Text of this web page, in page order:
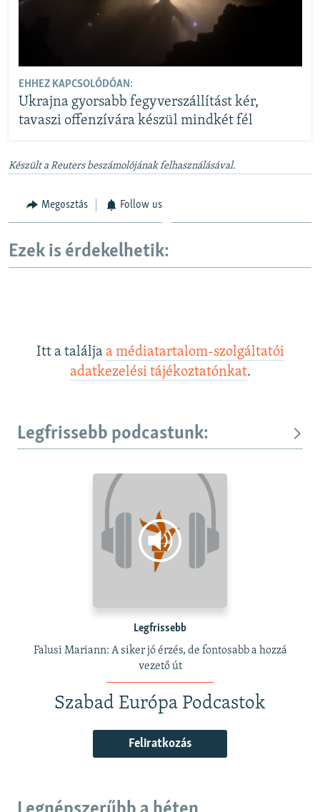
EHHEZ KAPCSOLÓDÓAN:
Ukrajna gyorsabb fegyverszállítást kér,
tavaszi offenzívára készül mindkét fél
Készült a Reuters beszámolójának felhasználásával.
Megosztás Follow us
Ezek is érdekelhetik:
Itt a találja a médiatartalom-szolgáltatói
adatkezelési tájékoztatónkat.
Legfrissebb podcastunk:
Legfrissebb
Falusi Mariann: A siker jó érzés, de fontosabb a hozzá
vezető út
Szabad Európa Podcastok
Feliratkozás